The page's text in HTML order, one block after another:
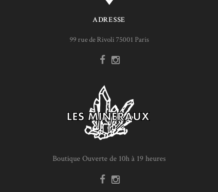
ADRESSE
99 rue de Rivoli 75001 Paris
Boutique Ouverte de 10h à 19 heures